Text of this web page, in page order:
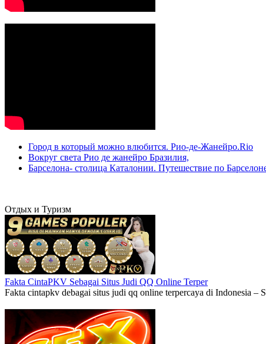
Город в который можно влюбится. Рио-де-Жанейро.Rio
Вокруг света Рио де жанейро Бразилия,
Барселона- столица Каталонии. Путешествие по
Отдых и Туризм
Fakta CintaPKV Sebagai Situs Judi QQ Online Terper
Fakta cintapkv debagai situs judi qq online terpercaya di Indonesia –